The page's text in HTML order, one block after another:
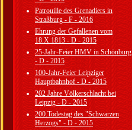
Patrouille des Grenadiers in
Straßburg - F - 2016
Ehrung der Gefallenen vom
18.X.1813 - D - 2015
25-Jahr-Feier HMV in Schönburg
- D - 2015
100-Jahr-Feier Leipziger
Hauptbahnhof - D - 2015
202 Jahre Völkerschlacht bei
Leipzig - D - 2015
200.Todestag des "Schwarzen
Herzogs" - D - 2015